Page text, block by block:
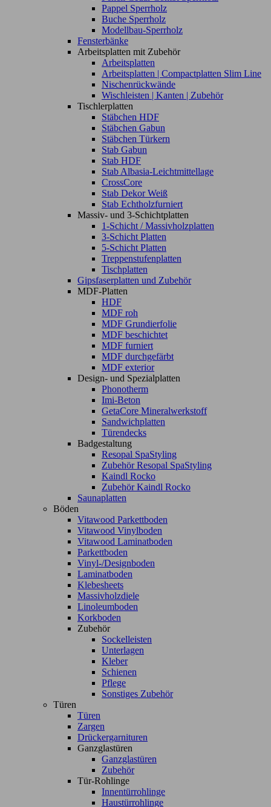
Pappel Sperrholz
Buche Sperrholz
Modellbau-Sperrholz
Fensterbänke
Arbeitsplatten mit Zubehör
Arbeitsplatten
Arbeitsplatten | Compactplatten Slim Line
Nischenrückwände
Wischleisten | Kanten | Zubehör
Tischlerplatten
Stäbchen HDF
Stäbchen Gabun
Stäbchen Türkern
Stab Gabun
Stab HDF
Stab Albasia-Leichtmittellage
CrossCore
Stab Dekor Weiß
Stab Echtholzfurniert
Massiv- und 3-Schichtplatten
1-Schicht / Massivholzplatten
3-Schicht Platten
5-Schicht Platten
Treppenstufenplatten
Tischplatten
Gipsfaserplatten und Zubehör
MDF-Platten
HDF
MDF roh
MDF Grundierfolie
MDF beschichtet
MDF furniert
MDF durchgefärbt
MDF exterior
Design- und Spezialplatten
Phonotherm
Imi-Beton
GetaCore Mineralwerkstoff
Sandwichplatten
Türendecks
Badgestaltung
Resopal SpaStyling
Zubehör Resopal SpaStyling
Kaindl Rocko
Zubehör Kaindl Rocko
Saunaplatten
Böden
Vitawood Parkettboden
Vitawood Vinylboden
Vitawood Laminatboden
Parkettboden
Vinyl-/Designboden
Laminatboden
Klebesheets
Massivholzdiele
Linoleumboden
Korkboden
Zubehör
Sockelleisten
Unterlagen
Kleber
Schienen
Pflege
Sonstiges Zubehör
Türen
Türen
Zargen
Drückergarnituren
Ganzglastüren
Ganzglastüren
Zubehör
Tür-Rohlinge
Innentürrohlinge
Haustürrohlinge